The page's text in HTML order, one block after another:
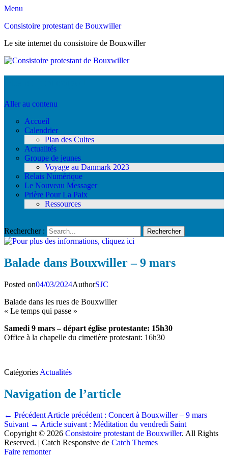
Menu
Consistoire protestant de Bouxwiller
Le site internet du consistoire de Bouxwiller
Aller au contenu
Accueil
Calendrier
Plan des Cultes
Actualités
Groupe de jeunes
Voyage au Danmark 2023
Relais Numérique
Le Nouveau Messager
Prière Pour La Paix
Ressources
Rechercher :
Balade dans Bouxwiller – 9 mars
Posted on04/03/2024AuthorSJC
Balade dans les rues de Bouxwiller
« Le temps qui passe »
Samedi 9 mars – départ église protestante: 15h30
Office à la chapelle du cimetière protestant: 16h30
Catégories Actualités
Navigation de l’article
← PrécédentArticle précédent : Concert à Bouxwiller – 9 mars
Suivant → Article suivant : Méditation du vendredi Saint
Copyright © 2026 Consistoire protestant de Bouxwiller. All Rights
Reserved. | Catch Responsive de Catch Themes
Faire remonter